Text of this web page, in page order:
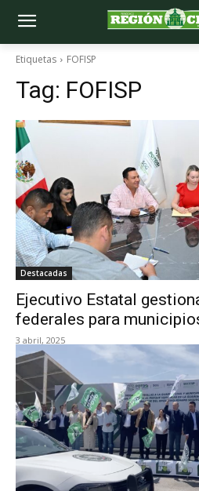
Etiquetas FOFISP
Tag: FOFISP
Destacadas
Ejecutivo Estatal
federales para
3 abril, 2025